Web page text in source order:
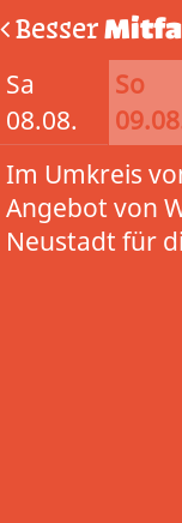
Besser
Sa
08.08.
So
Im Umkreis
Angebot von
Neustadt für